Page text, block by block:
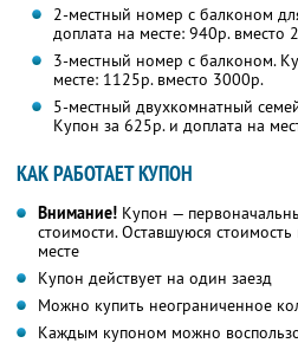
2-местный номер с балконом
доплата на месте: 940р. вместо
3-местный номер с балконом.
месте: 1125р. вместо 3000р.
5-местный двухкомнатный
Купон за 625р. и доплата на
КАК РАБОТАЕТ КУПОН
Внимание! Купон —
стоимости. Оставшуюся
месте
Купон действует на один заезд
Можно купить неограниченное
Каждым купоном можно